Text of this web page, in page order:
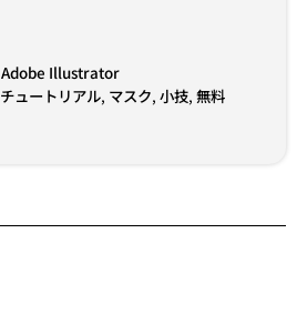
Adobe Illustrator
チュートリアル, マスク, 小技, 無料